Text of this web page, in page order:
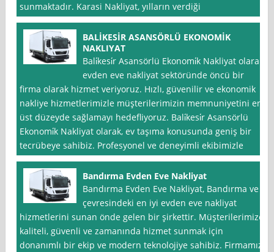
sunmaktadır. Karasi Nakliyat, yılların verdiği
BALİKESİR ASANSÖRLÜ EKONOMİK
NAKLIYAT
Bali̇kesi̇r Asansörlü Ekonomi̇k Nakliyat olarak,
evden eve nakliyat sektöründe öncü bir
firma olarak hizmet veriyoruz. Hızlı, güvenilir ve ekonomik
nakliye hizmetlerimizle müşterilerimizin memnuniyetini en
üst düzeyde sağlamayı hedefliyoruz. Bali̇kesi̇r Asansörlü
Ekonomi̇k Nakliyat olarak, ev taşıma konusunda geniş bir
tecrübeye sahibiz. Profesyonel ve deneyimli ekibimizle
Bandırma Evden Eve Nakliyat
Bandırma Evden Eve Nakliyat, Bandırma ve
çevresindeki en iyi evden eve nakliyat
hizmetlerini sunan önde gelen bir şirkettir. Müşterilerimize
kaliteli, güvenli ve zamanında hizmet sunmak için
donanımlı bir ekip ve modern teknolojiye sahibiz. Firmamız